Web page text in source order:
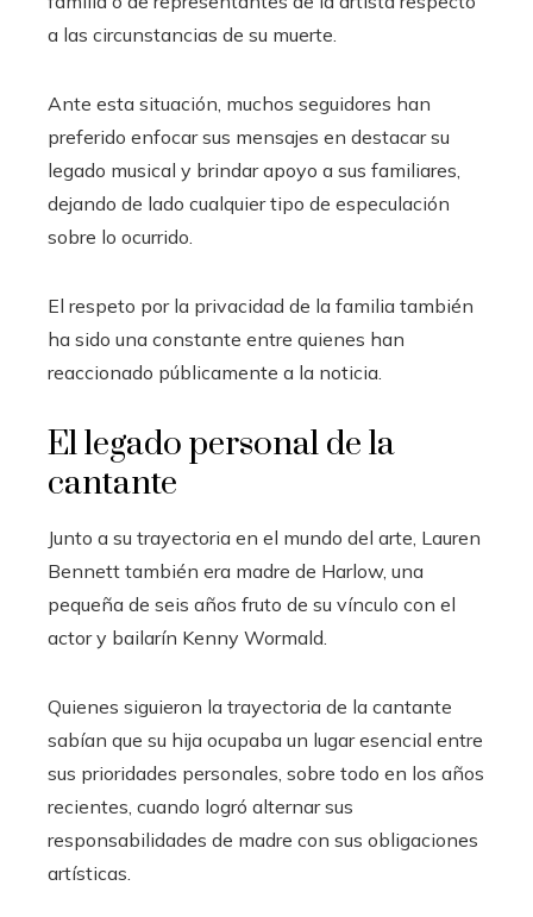
a las circunstancias de su muerte.
Ante esta situación, muchos seguidores han
preferido enfocar sus mensajes en destacar su
legado musical y brindar apoyo a sus familiares,
dejando de lado cualquier tipo de especulación
sobre lo ocurrido.
El respeto por la privacidad de la familia también
ha sido una constante entre quienes han
reaccionado públicamente a la noticia.
El legado personal de la
cantante
Junto a su trayectoria en el mundo del arte, Lauren
Bennett también era madre de Harlow, una
pequeña de seis años fruto de su vínculo con el
actor y bailarín Kenny Wormald.
Quienes siguieron la trayectoria de la cantante
sabían que su hija ocupaba un lugar esencial entre
sus prioridades personales, sobre todo en los años
recientes, cuando logró alternar sus
responsabilidades de madre con sus obligaciones
artísticas.